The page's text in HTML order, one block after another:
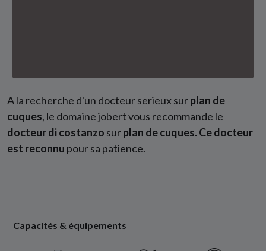
A la recherche d'un docteur serieux surplan de
cuques, le domaine jobert vous recommande le
docteur di costanzo surplan de cuques. Ce docteur
est reconnu pour sa patience.
Capacités & équipements